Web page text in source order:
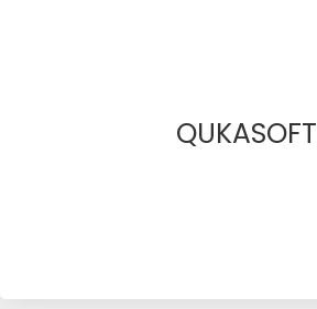
QUKASOFT